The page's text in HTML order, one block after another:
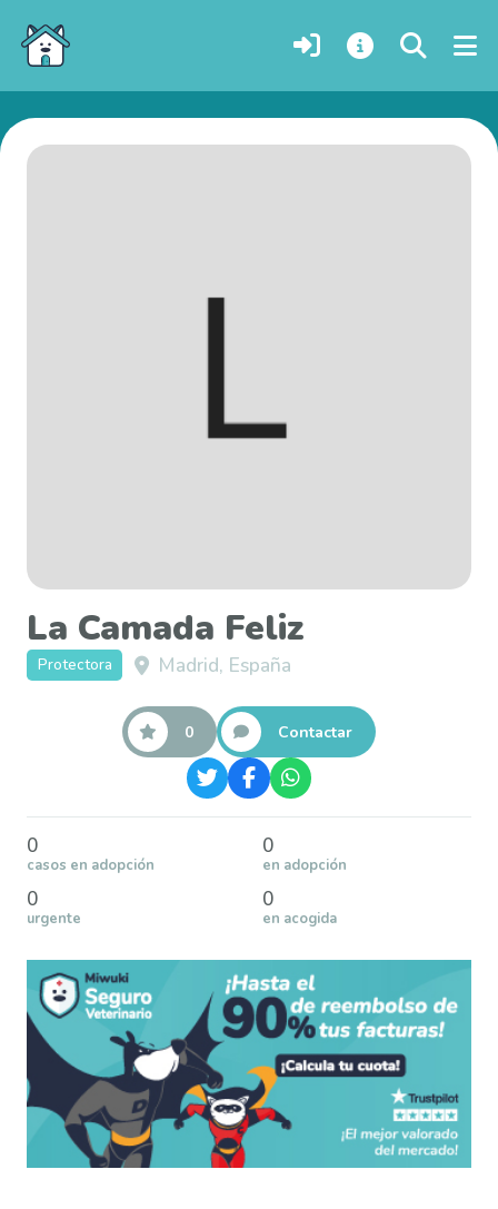
La Camada Feliz
Protectora Madrid, España
0 Contactar
0
casos en adopción
0
en adopción
0
urgente
0
en acogida